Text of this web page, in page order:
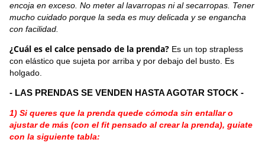
encoja en exceso. No meter al lavarropas ni al secarropas. Tener
mucho cuidado porque la seda es muy delicada y se engancha
con facilidad.
¿Cuál es el calce pensado de la prenda? Es un top strapless
con elástico que sujeta por arriba y por debajo del busto. Es
holgado.
- LAS PRENDAS SE VENDEN HASTA AGOTAR STOCK -
1) Si queres que la prenda quede cómoda sin entallar o
ajustar de más (con el fit pensado al crear la prenda), guiate
con la siguiente tabla: